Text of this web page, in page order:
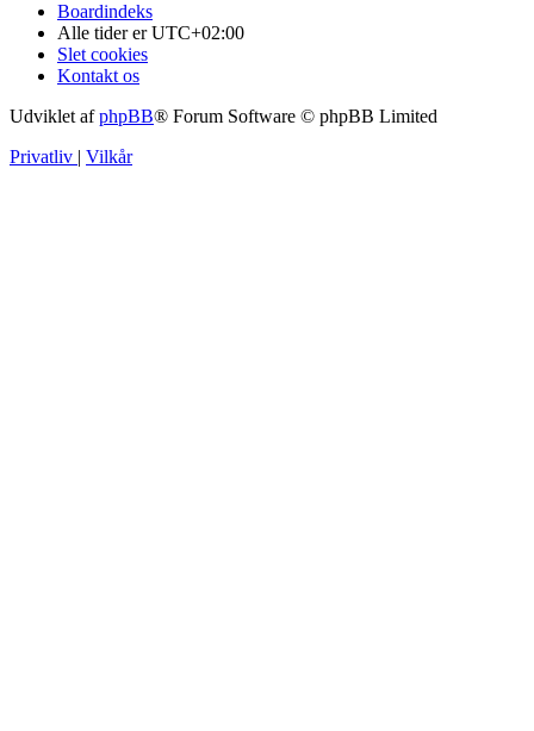
Boardindeks
Alle tider erUTC+02:00
Slet cookies
Kontakt os
Udviklet afphpBB® Forum Software © phpBB Limited
Privatliv
Vilkår